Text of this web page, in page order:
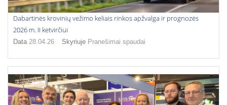
Dabartinės krovinių vežimo keliais rinkos apžvalga ir prognozės
2026 m. II ketvirčiui
Data 28.04.26 Skyriuje Pranešimai spaudai